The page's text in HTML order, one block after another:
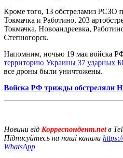
Кроме того, 13 обстреламиз РСЗО
Токмачка и Работино, 203
Токмачка, Новоандреевка,
Степногорск.
Напомним, ночью 19 мая войска
территорию Украины 37 ударных
все дроны были уничтожены.
Войска РФ трижды обстреляли
Новини від Корреспондент.netв
Підписуйтесь на наші канали
WhatsApp